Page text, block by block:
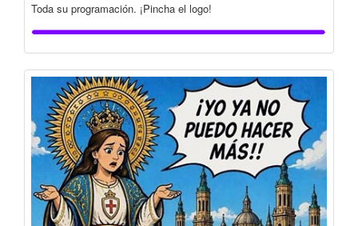
Toda su programación. ¡Pincha el logo!